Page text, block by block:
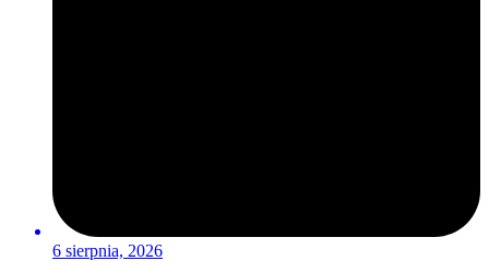
6 sierpnia, 2026